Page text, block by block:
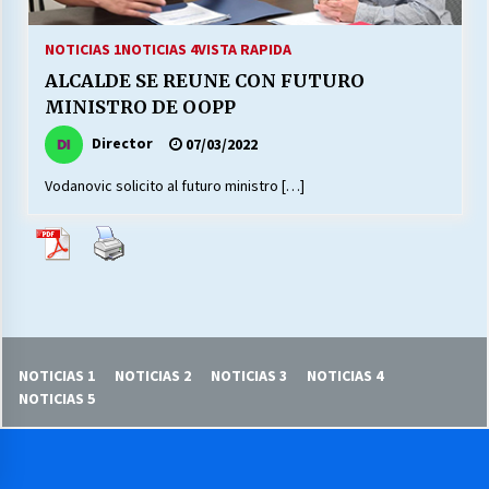
LABORAL:
13/07/2026
25/06/2026
16/06/2026
NOTICIAS 1NOTICIAS 4VISTA RAPIDA
ALCALDE SE REUNE CON FUTURO
MINISTRO DE OOPP
Director 07/03/2022
Vodanovic solicito al futuro ministro […]
NOTICIAS 1 NOTICIAS 2 NOTICIAS 3
NOTICIAS 4
NOTICIAS 5